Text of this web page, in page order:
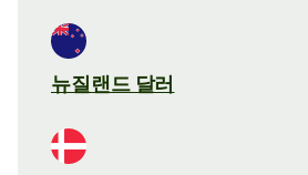
뉴질랜드 달러